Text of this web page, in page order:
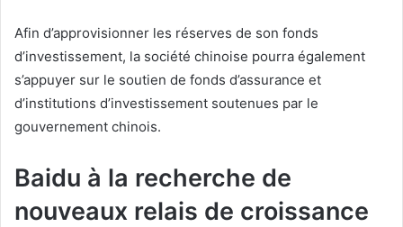
Afin d’approvisionner les réserves de son fonds
d’investissement, la société chinoise pourra également
s’appuyer sur le soutien de fonds d’assurance et
d’institutions d’investissement soutenues par le
gouvernement chinois.
Baidu à la recherche de
nouveaux relais de croissance